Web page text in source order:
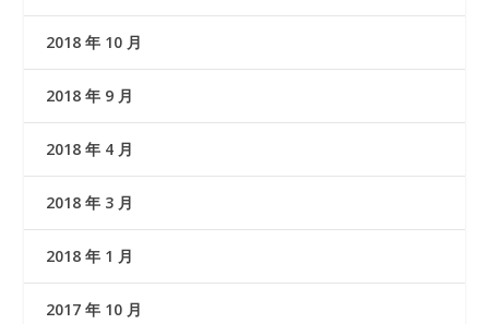
2018 年 10 月
2018 年 9 月
2018 年 4 月
2018 年 3 月
2018 年 1 月
2017 年 10 月